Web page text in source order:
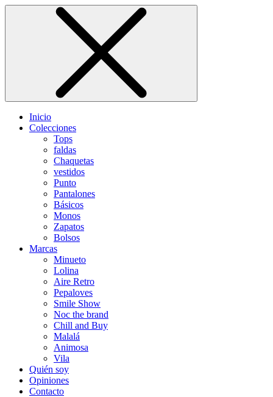
Inicio
Colecciones
Tops
faldas
Chaquetas
vestidos
Punto
Pantalones
Básicos
Monos
Zapatos
Bolsos
Marcas
Minueto
Lolina
Aire Retro
Pepaloves
Smile Show
Noc the brand
Chill and Buy
Malalá
Animosa
Vila
Quién soy
Opiniones
Contacto